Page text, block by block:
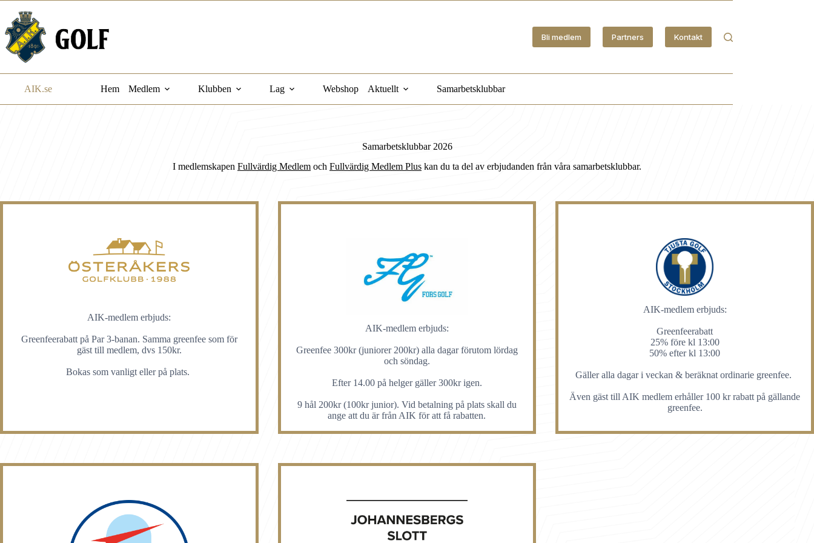
innehåll
Bli medlem Partners Kontakt
AIK.se Hem Medlem Klubben Lag Webshop Aktuellt Samarbetsklubbar
Samarbetsklubbar 2026
I medlemskapen Fullvärdig Medlem och Fullvärdig Medlem Plus kan du ta del av erbjudanden från våra samarbetsklubbar.
AIK-medlem erbjuds:
Greenfeerabatt på Par 3-banan. Samma greenfee som för
gäst till medlem, dvs 150kr.
Bokas som vanligt eller på plats.
AIK-medlem erbjuds:
Greenfee 300kr (juniorer 200kr) alla dagar förutom lördag
och söndag.
Efter 14.00 på helger gäller 300kr igen.
9 hål 200kr (100kr junior). Vid betalning på plats skall du
ange att du är från AIK för att få rabatten.
AIK-medlem erbjuds:
Greenfeerabatt
25% före kl 13:00
50% efter kl 13:00
Gäller alla dagar i veckan & beräknat ordinarie greenfee.
Även gäst till AIK medlem erhåller 100 kr rabatt på gällande
greenfee.